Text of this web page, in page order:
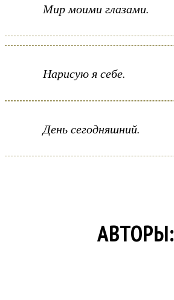
Мир моими глазами.
Нарисую я себе.
День сегодняшний.
АВТОРЫ: